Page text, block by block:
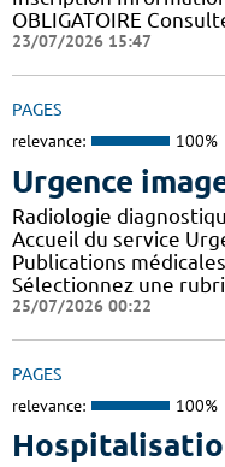
OBLIGATOIRE
23/07/2026 15:47
PAGES
relevance: 100%
Urgence
Radiologie
Accueil du service
Publications
Sélectionnez une
25/07/2026 00:22
PAGES
relevance: 100%